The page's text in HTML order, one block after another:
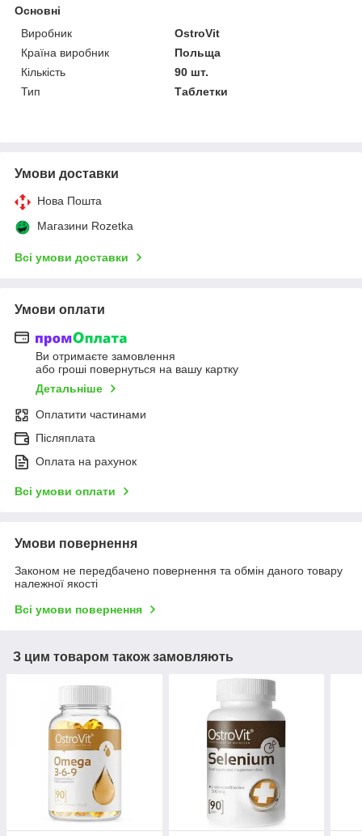
Основні
Виробник
OstroVit
Країна виробник
Польща
Кількість
90 шт.
Тип
Таблетки
Умови доставки
Нова Пошта
Магазини Rozetka
Всі умови доставки
Умови оплати
Ви отримаєте замовлення
або гроші повернуться на вашу картку
Детальніше
Оплатити частинами
Післяплата
Оплата на рахунок
Всі умови оплати
Умови повернення
Законом не передбачено повернення та обмін даного товару
належної якості
Всі умови повернення
З цим товаром також замовляють